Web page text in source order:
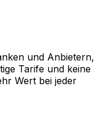
und Anbietern,
Tarife und keine
Wert bei jeder